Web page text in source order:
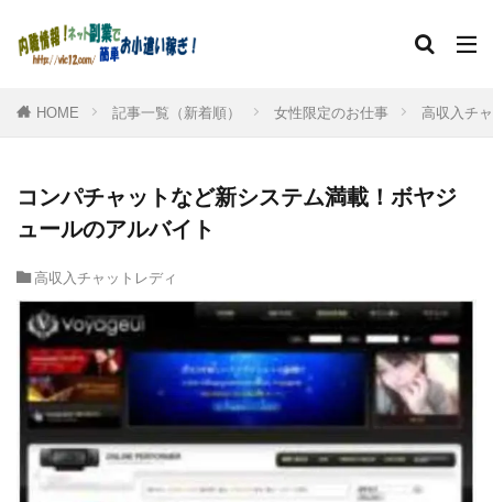
HOME 記事一覧（新着順） 女性限定のお仕事 高収入チ
コンパチャットなど新システム満載！ボヤジ
ュールのアルバイト
高収入チャットレディ